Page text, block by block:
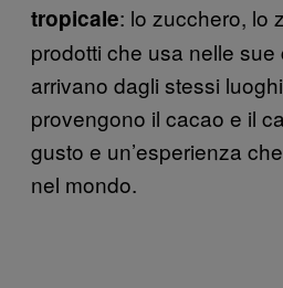
tropicale: lo zucchero, lo
prodotti che usa nelle
arrivano dagli stessi
provengono il cacao e il
gusto e un’esperienza
nel mondo.